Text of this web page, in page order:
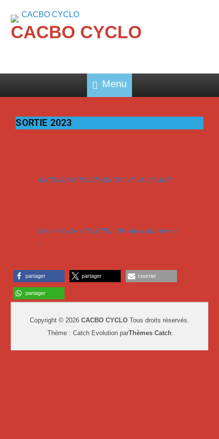
CACBO CYCLO
Menu
SORTIE 2023
ASCENSION EN BÉARN DU 18 AU 21 MAI
Séjour Cyclo à SOSPEL ( 06 Alpes-Maritimes
)
partager partager courriel
partager
Copyright © 2026 CACBO CYCLOTous droits réservés.
Thème : Catch Evolution parThèmes Catch